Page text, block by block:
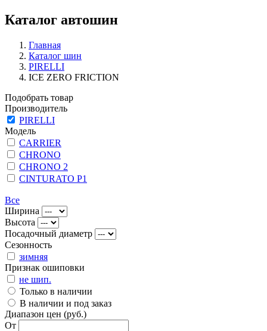
Каталог автошин
Главная
Каталог шин
PIRELLI
ICE ZERO FRICTION
Подобрать товар
Производитель
PIRELLI
Модель
CARRIER
CHRONO
CHRONO 2
CINTURATO P1
Все
Ширина
Высота
Посадочный диаметр
Сезонность
зимняя
Признак ошиповки
не шип.
Только в наличии
В наличии и под заказ
Диапазон цен (руб.)
От